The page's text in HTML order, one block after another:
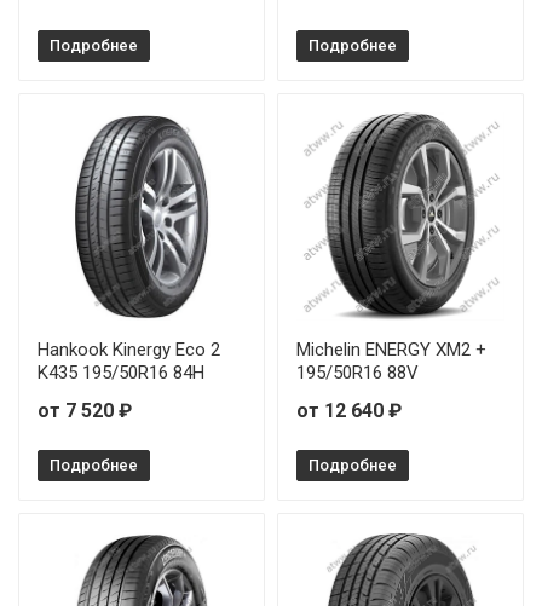
Firemax FM601 255/45R19 104Y
Firemax FM601 275/30R19 96Y
Firemax FM601 275/30R20 97Y
Firemax FM601 275/35R19 100Y
Firemax FM601 295/40R22 112W
Подробнее Подробнее
Hankook Kinergy Eco 2
K435 195/50R16 84H
от 7 520 ₽
Подробнее
Michelin ENERGY XM2 +
195/50R16 88V
от 12 640 ₽
Подробнее